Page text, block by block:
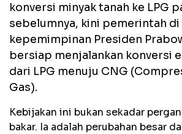
konversi minyak tanah ke LPG
sebelumnya, kini pemerintah di
kepemimpinan Presiden
bersiap menjalankan konversi
dari LPG menuju CNG
Gas).
Kebijakan ini bukan sekadar
bakar. Ia adalah perubahan besar